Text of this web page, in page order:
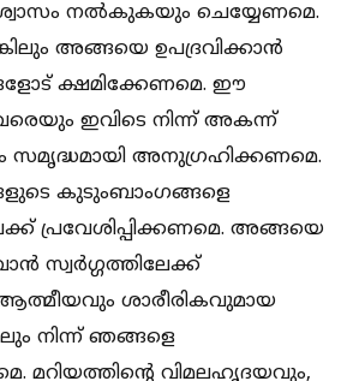
നല്‍കുകയും ചെയ്യേണമെ.
അങ്ങയെ ഉപദ്രവിക്കാന്‍
ക്ഷമിക്കേണമെ. ഈ
ഇവിടെ നിന്ന് അകന്ന്
സമൃദ്ധമായി അനുഗ്രഹിക്കണമെ.
കുടുംബാംഗങ്ങളെ
പ്രവേശിപ്പിക്കണമെ. അങ്ങയെ
സ്വര്‍ഗ്ഗത്തിലേക്ക്
ശാരീരികവുമായ
നിന്ന് ഞങ്ങളെ
വിമലഹൃദയവും,